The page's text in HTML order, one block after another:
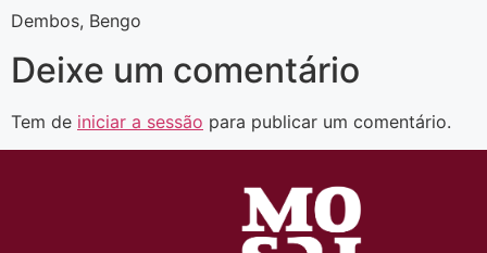
Dembos, Bengo
Deixe um comentário
Tem de iniciar a sessão para publicar um comentário.